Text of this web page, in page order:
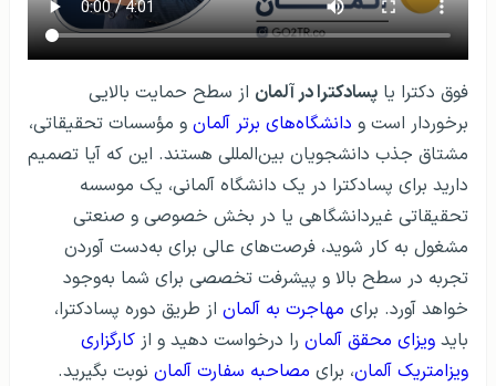
فوق دکترا یا پسادکترا در آلمان از سطح حمایت بالایی
برخوردار است و دانشگاه‌های برتر آلمان و مؤسسات تحقیقاتی،
مشتاق جذب دانشجویان بین‌المللی هستند. این که آیا تصمیم
دارید برای پسادکترا در یک دانشگاه آلمانی، یک موسسه
تحقیقاتی غیردانشگاهی یا در بخش خصوصی و صنعتی
مشغول به کار شوید، فرصت‌های عالی برای به‌دست آوردن
تجربه در سطح بالا و پیشرفت تخصصی برای شما به‌وجود
خواهد آورد. برای مهاجرت به آلمان از طریق دوره پسادکترا،
باید ویزای محقق آلمان را درخواست دهید و از کارگزاری
ویزامتریک آلمان، برای مصاحبه سفارت آلمان نوبت بگیرید.